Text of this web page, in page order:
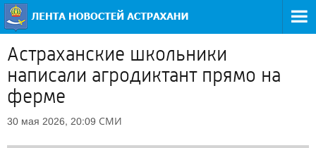
Астраханские школьники
написали агродиктант прямо на
ферме
30 мая 2026, 20:09 СМИ